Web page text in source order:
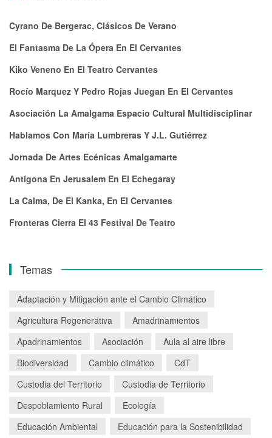
Cyrano De Bergerac, Clásicos De Verano
El Fantasma De La Ópera En El Cervantes
Kiko Veneno En El Teatro Cervantes
Rocío Marquez Y Pedro Rojas Juegan En El Cervantes
Asociación La Amalgama Espacio Cultural Multidisciplinar
Hablamos Con María Lumbreras Y J.L. Gutiérrez
Jornada De Artes Ecénicas Amalgamarte
Antígona En Jerusalem En El Echegaray
La Calma, De El Kanka, En El Cervantes
Fronteras Cierra El 43 Festival De Teatro
Temas
Adaptación y Mitigación ante el Cambio Climático
Agricultura Regenerativa
Amadrinamientos
Apadrinamientos
Asociación
Aula al aire libre
Biodiversidad
Cambio climático
CdT
Custodia del Territorio
Custodia de Territorio
Despoblamiento Rural
Ecología
Educación Ambiental
Educación para la Sostenibilidad